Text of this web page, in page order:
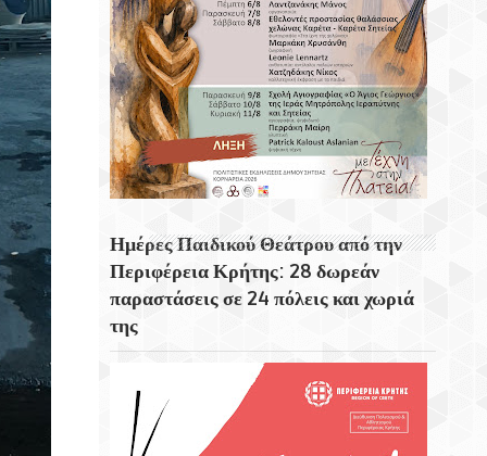
Προορισμούς Του Κόσμου.
Ο Μονοκέφαλος Αετός Στη Σητεία Και Η
Ποντιακή Πόλη «Τραπεζόνδα»
Το Ρολόι Στη Βορειοανατολική Γωνιά Του
Δημοτικού Κήπου Χανίων
Ημέρες Παιδικού Θεάτρου από την
Περιφέρεια Κρήτης: 28 δωρεάν
παραστάσεις σε 24 πόλεις και χωριά
της